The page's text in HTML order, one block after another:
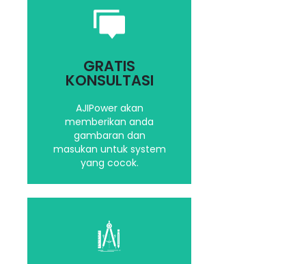
GRATIS
KONSULTASI
AJIPower akan
memberikan anda
gambaran dan
masukan untuk system
yang cocok.
yang terbaik untuk
kebutuhan Anda
Hubungi kami
Dengan Software,